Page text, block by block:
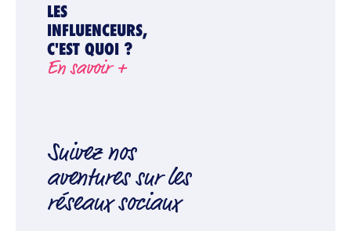
LES
INFLUENCEURS,
C'EST QUOI ?
En savoir +
Suivez nos
aventures sur les
réseaux sociaux